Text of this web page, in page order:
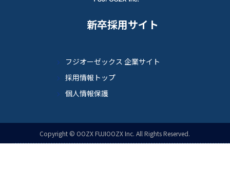
新卒採用サイト
フジオーゼックス 企業サイト
採用情報トップ
個人情報保護
Copyright © OOZX FUJIOOZX Inc. All Rights Reserved.